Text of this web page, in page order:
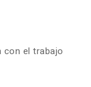
con el trabajo